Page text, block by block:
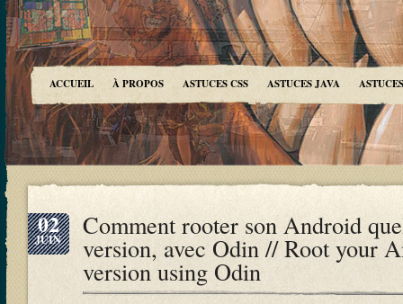
ACCUEIL À PROPOS ASTUCES CSS ASTUCES JAVA
02
JUIN Comment rooter son Android
version, avec Odin // Root your
version using Odin